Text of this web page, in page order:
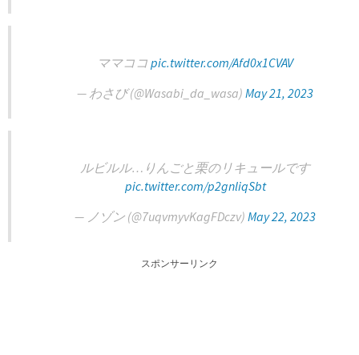
ママココ pic.twitter.com/Afd0x1CVAV
— わさび (@Wasabi_da_wasa) May 21, 2023
ルビルル…りんごと栗のリキュールです
pic.twitter.com/p2gnliqSbt
— ノゾン (@7uqvmyvKagFDczv) May 22, 2023
スポンサーリンク